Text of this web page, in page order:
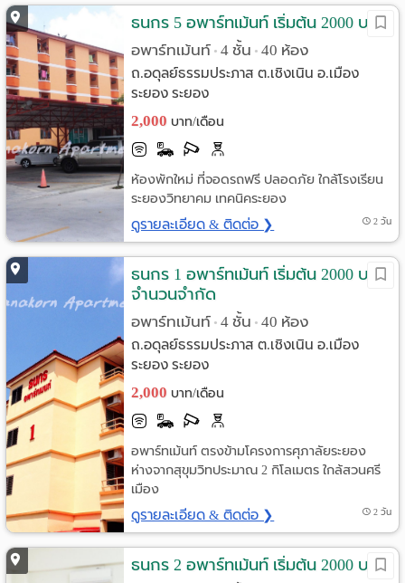
ธนกร 5 อพาร์ทเม้นท์ เริ่มต้น 2000 บาท
อพาร์ทเม้นท์ • 4 ชั้น • 40 ห้อง
ถ.อดุลย์ธรรมประภาส ต.เชิงเนิน อ.เมือง
ระยอง ระยอง
2,000 บาท/เดือน
ห้องพักใหม่ ที่จอดรถฟรี ปลอดภัย ใกล้โรงเรียน
ระยองวิทยาคม เทคนิคระยอง
ดูรายละเอียด & ติดต่อ ❯ 2 วัน
ธนกร 1 อพาร์ทเม้นท์ เริ่มต้น 2000 บาท
จำนวนจำกัด
อพาร์ทเม้นท์ • 4 ชั้น • 40 ห้อง
ถ.อดุลย์ธรรมประภาส ต.เชิงเนิน อ.เมือง
ระยอง ระยอง
2,000 บาท/เดือน
อพาร์ทเม้นท์ ตรงข้ามโครงการศุภาลัยระยอง
ห่างจากสุขุมวิทประมาณ 2 กิโลเมตร ใกล้สวนศรี
เมือง
ดูรายละเอียด & ติดต่อ ❯ 2 วัน
ธนกร 2 อพาร์ทเม้นท์ เริ่มต้น 2000 บาท